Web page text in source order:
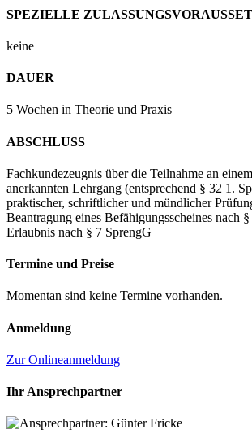
SPEZIELLE
keine
DAUER
5 Wochen in Theorie und Praxis
ABSCHLUSS
Fachkundezeugnis über die Teilnahme an
anerkannten Lehrgang (entsprechend § 32 1.
praktischer, schriftlicher und mündlicher
Beantragung eines Befähigungsscheines nach
Erlaubnis nach § 7 SprengG
Termine und Preise
Momentan sind keine Termine vorhanden.
Anmeldung
Zur Onlineanmeldung
Ihr Ansprechpartner